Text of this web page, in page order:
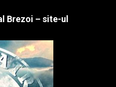
Brezoi – site-ul